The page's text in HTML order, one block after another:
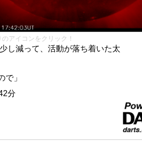
アイコンをクリック！
し減って、活動が落ち着いた太
で」
分